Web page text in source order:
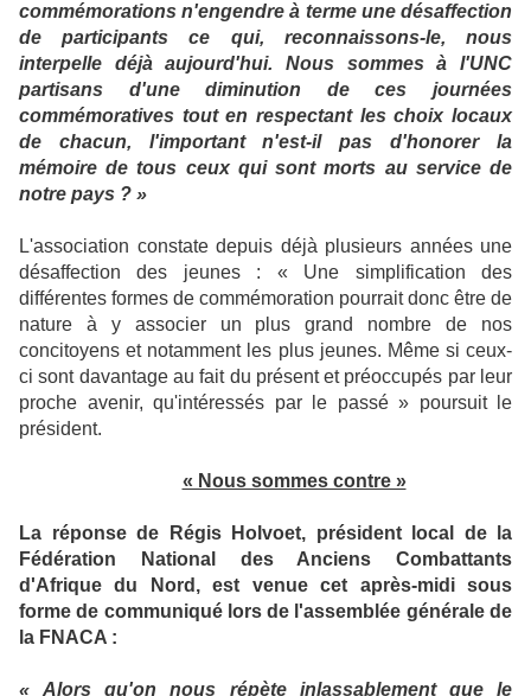
commémorations n'engendre à terme une désaffection
de participants ce qui, reconnaissons-le, nous
interpelle déjà aujourd'hui. Nous sommes à l'UNC
partisans d'une diminution de ces journées
commémoratives tout en respectant les choix locaux
de chacun, l'important n'est-il pas d'honorer la
mémoire de tous ceux qui sont morts au service de
notre pays ? »
L'association constate depuis déjà plusieurs années une
désaffection des jeunes : « Une simplification des
différentes formes de commémoration pourrait donc être de
nature à y associer un plus grand nombre de nos
concitoyens et notamment les plus jeunes. Même si ceux-
ci sont davantage au fait du présent et préoccupés par leur
proche avenir, qu'intéressés par le passé » poursuit le
président.
« Nous sommes contre »
La réponse de Régis Holvoet, président local de la
Fédération National des Anciens Combattants
d'Afrique du Nord, est venue cet après-midi sous
forme de communiqué lors de l'assemblée générale de
la FNACA :
« Alors qu'on nous répète inlassablement que le